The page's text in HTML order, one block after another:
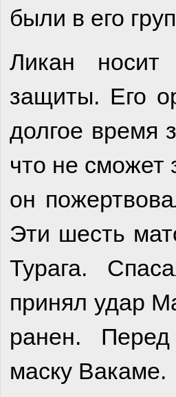
были в его
Ликан
защиты. Его
долгое время
что не сможет
он
Эти шесть
Турага.
принял удар
ранен.
маску Вакаме.